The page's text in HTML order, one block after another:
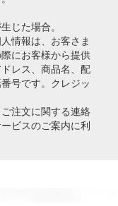
じた場合。
情報は、お客さま
にお客様から提供
レス、商品名、配
号です。クレジッ
注文に関する連絡
ビスのご案内に利